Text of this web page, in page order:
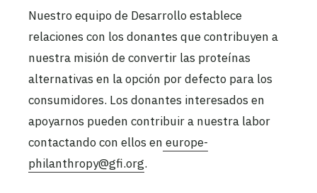
Nuestro equipo de Desarrollo establece
relaciones con los donantes que contribuyen a
nuestra misión de convertir las proteínas
alternativas en la opción por defecto para los
consumidores. Los donantes interesados en
apoyarnos pueden contribuir a nuestra labor
contactando con ellos en europe-
philanthropy@gfi.org.